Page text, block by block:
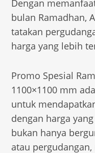
Dengan
bulan Ramadhan,
tatakan
harga yang lebih
Promo Spesial
1100×1100 mm
untuk
dengan harga
bukan hanya
atau